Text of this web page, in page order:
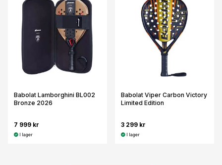
Babolat Lamborghini BL002
Bronze 2026
7 999 kr
I lager
Babolat Viper Carbon Victory
Limited Edition
3 299 kr
I lager